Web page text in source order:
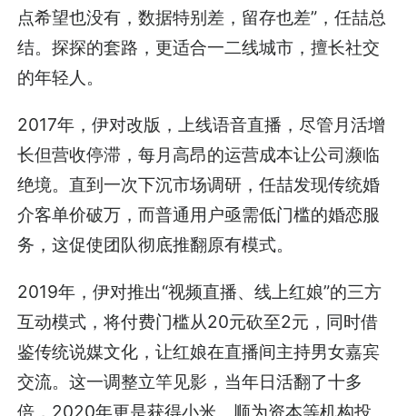
点希望也没有，数据特别差，留存也差”，任喆总
结。探探的套路，更适合一二线城市，擅长社交
的年轻人。
2017年，伊对改版，上线语音直播，尽管月活增
长但营收停滞，每月高昂的运营成本让公司濒临
绝境。直到一次下沉市场调研，任喆发现传统婚
介客单价破万，而普通用户亟需低门槛的婚恋服
务，这促使团队彻底推翻原有模式。
2019年，伊对推出“视频直播、线上红娘”的三方
互动模式，将付费门槛从20元砍至2元，同时借
鉴传统说媒文化，让红娘在直播间主持男女嘉宾
交流。这一调整立竿见影，当年日活翻了十多